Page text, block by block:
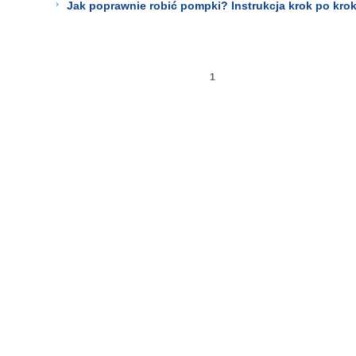
Jak poprawnie robić pompki? Instrukcja krok po
1